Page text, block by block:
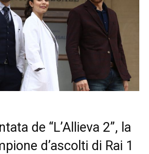
de “L’Allieva 2”, la
d’ascolti di Rai 1